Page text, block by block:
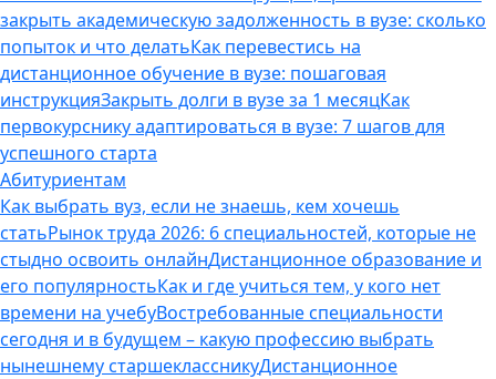
закрыть академическую задолженность в вузе: сколько
попыток и что делатьКак перевестись на
дистанционное обучение в вузе: пошаговая
инструкцияЗакрыть долги в вузе за 1 месяцКак
первокурснику адаптироваться в вузе: 7 шагов для
успешного старта
Абитуриентам
Как выбрать вуз, если не знаешь, кем хочешь
статьРынок труда 2026: 6 специальностей, которые не
стыдно освоить онлайнДистанционное образование и
его популярностьКак и где учиться тем, у кого нет
времени на учебуВостребованные специальности
сегодня и в будущем – какую профессию выбрать
нынешнему старшеклассникуДистанционное